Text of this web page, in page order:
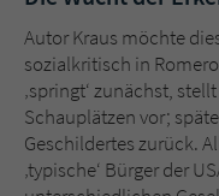
Autor Kraus möchte
sozialkritisch in
‚springt‘ zunächst,
Schauplätzen vor;
Geschildertes zurück.
‚typische‘ Bürger der